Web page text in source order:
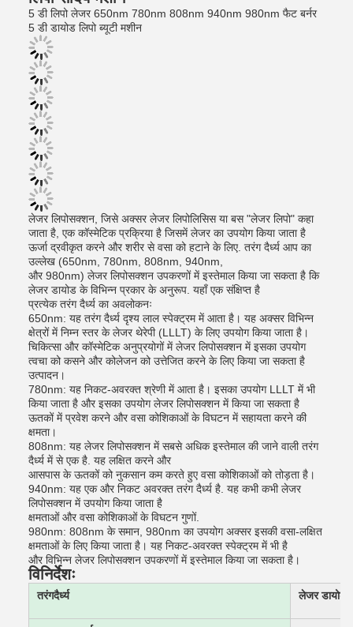
5 डी लिपो लेजर 650nm 780nm 808nm 940nm 980nm फैट बर्नर
5 डी डायोड लिपो ब्यूटी मशीन
लेजर लिपोसक्शन, जिसे अक्सर लेजर लिपोलिसिस या बस "लेजर लिपो" कहा
जाता है, एक कॉस्मेटिक प्रक्रिया है जिसमें लेजर का उपयोग किया जाता है
ऊर्जा द्रवीकृत करने और शरीर से वसा को हटाने के लिए. तरंग दैर्ध्य आप का
उल्लेख (650nm, 780nm, 808nm, 940nm,
और 980nm) लेजर लिपोसक्शन उपकरणों में इस्तेमाल किया जा सकता है कि
लेजर डायोड के विभिन्न प्रकार के अनुरूप. यहाँ एक संक्षिप्त है
प्रत्येक तरंग दैर्ध्य का अवलोकनः
650nm: यह तरंग दैर्ध्य दृश्य लाल स्पेक्ट्रम में आता है। यह अक्सर विभिन्न
क्षेत्रों में निम्न स्तर के लेजर थेरेपी (LLLT) के लिए उपयोग किया जाता है।
चिकित्सा और कॉस्मेटिक अनुप्रयोगों में लेजर लिपोसक्शन में इसका उपयोग
त्वचा को कसने और कोलेजन को उत्तेजित करने के लिए किया जा सकता है
उत्पादन।
780nm: यह निकट-अवरक्त श्रेणी में आता है। इसका उपयोग LLLT में भी
किया जाता है और इसका उपयोग लेजर लिपोसक्शन में किया जा सकता है
ऊतकों में प्रवेश करने और वसा कोशिकाओं के विघटन में सहायता करने की
क्षमता।
808nm: यह लेजर लिपोसक्शन में सबसे अधिक इस्तेमाल की जाने वाली तरंग
दैर्ध्य में से एक है. यह लक्षित करने और
आसपास के ऊतकों को नुकसान कम करते हुए वसा कोशिकाओं को तोड़ता है।
940nm: यह एक और निकट अवरक्त तरंग दैर्ध्य है. यह कभी कभी लेजर
लिपोसक्शन में उपयोग किया जाता है
क्षमताओं और वसा कोशिकाओं के विघटन गुणों.
980nm: 808nm के समान, 980nm का उपयोग अक्सर इसकी वसा-लक्षित
क्षमताओं के लिए किया जाता है। यह निकट-अवरक्त स्पेक्ट्रम में भी है
और विभिन्न लेजर लिपोसक्शन उपकरणों में इस्तेमाल किया जा सकता है।
विनिर्देशः
तरंगदैर्ध्य लेजर